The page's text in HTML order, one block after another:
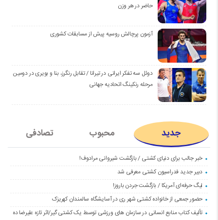
حاضر در هر وزن
آزمون پرچالش روسیه پیش از مسابقات کشوری
دوئل سه تفکر ایرانی در تیرانا / تقابل رنگرز، بنا و بویری در دومین
مرحله رنکینگ اتحادیه جهانی
جدید محبوب تصادفی
خبر جالب برای دنیای کشتی / بازگشت شیروانی مرادوف!
دبیر جدید فدراسیون کشتی معرفی شد
لیگ حرفه‌ای آمریکا / بازگشت جردن باروز!
حضور جمعی از خانواده کشتی شهر ری در آسایشگاه سالمندان کهریزک
تألیف کتاب منابع انسانی در سازمان های ورزشی توسط یک کشتی گیر/اثر تازه علیرضا ده